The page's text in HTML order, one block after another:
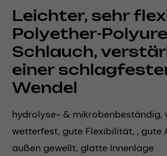
Leichter, sehr
Polyether-
Schlauch,
einer
Wendel
hydrolyse- & mikrobenbeständig,
wetterfest, gute Flexibilität, , gute
außen gewellt, glatte Innenlage